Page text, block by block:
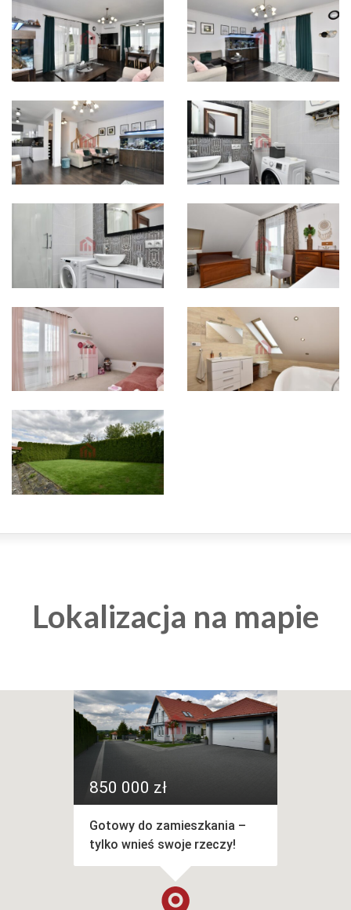
Lokalizacja na mapie
850 000 zł
Gotowy do zamieszkania –
tylko wnieś swoje rzeczy!